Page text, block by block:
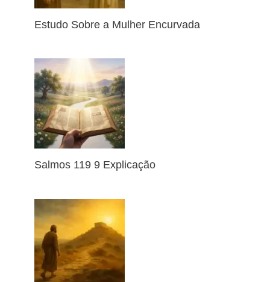
Estudo Sobre a Mulher Encurvada
Salmos 119 9 Explicação